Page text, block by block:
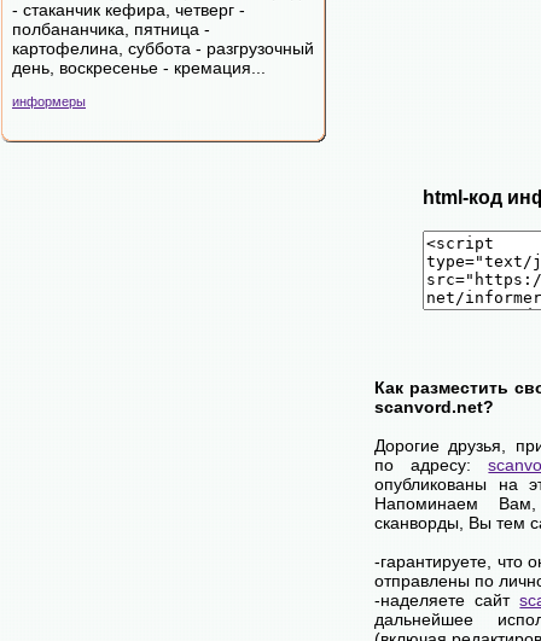
- стаканчик кефира, четверг -
полбананчика, пятница -
картофелина, суббота - разгрузочный
день, воскресенье - кремация...
информеры
html-код
Как разместить
scanvord.net?
Дорогие друзья,
по адресу:
опубликованы на
Напоминаем
сканворды, Вы тем
-гарантируете, что
отправлены по
-наделяете сайт
дальнейшее